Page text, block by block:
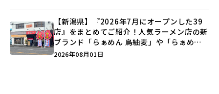
【新潟県】『2026年7月にオープンした39
店』をまとめてご紹介！人気ラーメン店の新
ブランド「らぁめん 鳥紬麦」や「らぁめん
しょうがの空」など盛りだくさん♪
2026年08月01日